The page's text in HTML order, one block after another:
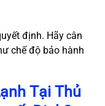
định. Hãy cân
chế độ bảo hành
Tại Thủ